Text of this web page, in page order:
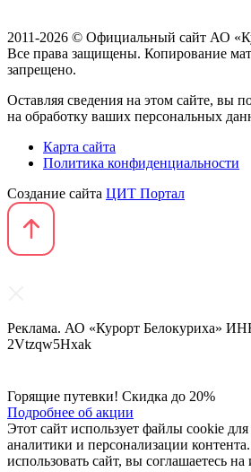
2011-2026 © Официальный сайт АО
Все права защищены. Копирование
запрещено.
Оставляя сведения на этом сайте, вы
на обработку ваших персональных
Карта сайта
Политика конфиденциальности
Создание сайта ЦИТ Портал
Реклама. АО «Курорт Белокуриха»
2Vtzqw5Hxak
Горящие путевки! Скидка до 20%
Подробнее об акции
Этот сайт использует файлы cookie
аналитики и персонализации
использовать сайт, вы соглашаетесь